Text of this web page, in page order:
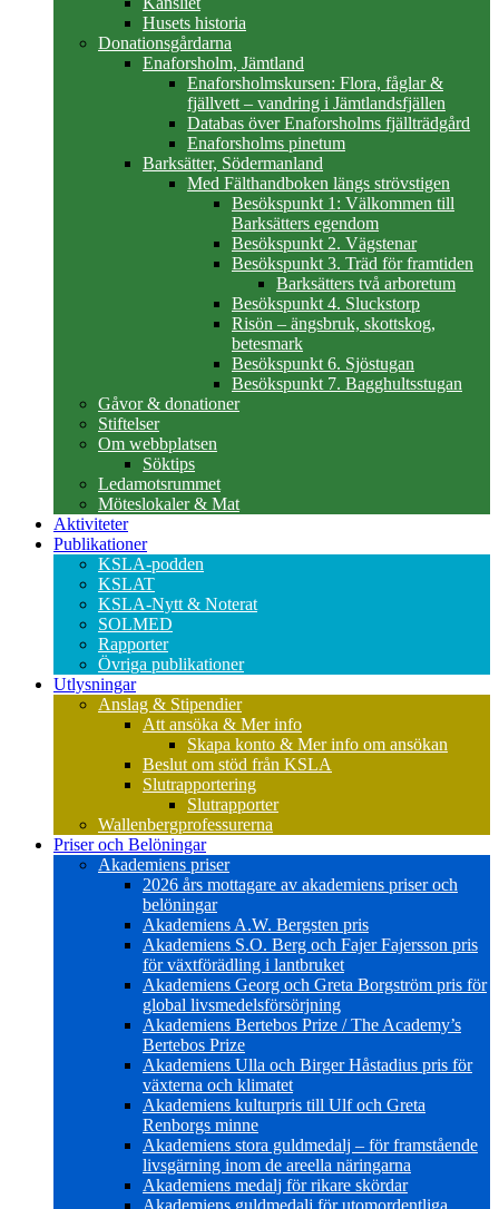
Husets historia
Donationsgårdarna
Enaforsholm, Jämtland
Enaforsholmskursen: Flora, fåglar &
fjällvett – vandring i Jämtlandsfjällen
Databas över Enaforsholms fjällträdgård
Enaforsholms pinetum
Barksätter, Södermanland
Med Fälthandboken längs strövstigen
Besökspunkt 1: Välkommen till
Barksätters egendom
Besökspunkt 2. Vägstenar
Besökspunkt 3. Träd för framtiden
Barksätters två arboretum
Besökspunkt 4. Sluckstorp
Risön – ängsbruk, skottskog,
betesmark
Besökspunkt 6. Sjöstugan
Besökspunkt 7. Bagghultsstugan
Gåvor & donationer
Stiftelser
Om webbplatsen
Söktips
Ledamotsrummet
Möteslokaler & Mat
Aktiviteter
Publikationer
KSLA-podden
KSLAT
KSLA-Nytt & Noterat
SOLMED
Rapporter
Övriga publikationer
Utlysningar
Anslag & Stipendier
Att ansöka & Mer info
Skapa konto & Mer info om ansökan
Beslut om stöd från KSLA
Slutrapportering
Slutrapporter
Wallenbergprofessurerna
Priser och Belöningar
Akademiens priser
2026 års mottagare av akademiens priser och
belöningar
Akademiens A.W. Bergsten pris
Akademiens S.O. Berg och Fajer Fajersson pris
för växtförädling i lantbruket
Akademiens Georg och Greta Borgström pris för
global livsmedelsförsörjning
Akademiens Bertebos Prize / The Academy’s
Bertebos Prize
Akademiens Ulla och Birger Håstadius pris för
växterna och klimatet
Akademiens kulturpris till Ulf och Greta
Renborgs minne
Akademiens stora guldmedalj – för framstående
livsgärning inom de areella näringarna
Akademiens medalj för rikare skördar
Akademiens guldmedalj för utomordentliga